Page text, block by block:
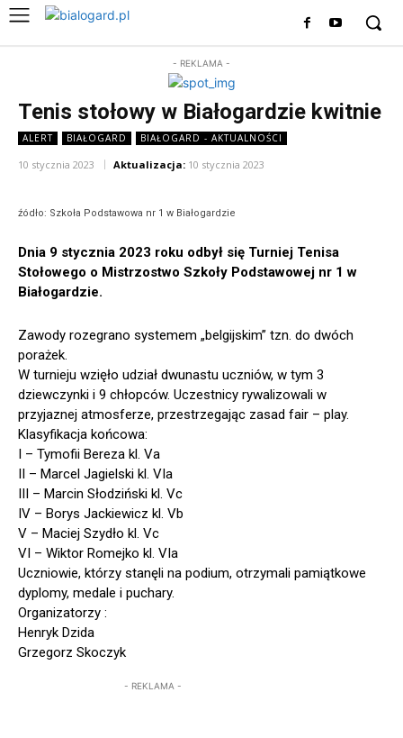
- REKLAMA -
Tenis stołowy w Białogardzie kwitnie
ALERT BIAŁOGARD BIAŁOGARD - AKTUALNOŚCI
10 stycznia 2023 Aktualizacja: 10 stycznia 2023
źódło: Szkoła Podstawowa nr 1 w Białogardzie
Dnia 9 stycznia 2023 roku odbył się Turniej Tenisa
Stołowego o Mistrzostwo Szkoły Podstawowej nr 1 w
Białogardzie.
Zawody rozegrano systemem „belgijskim” tzn. do dwóch
porażek.
W turnieju wzięło udział dwunastu uczniów, w tym 3
dziewczynki i 9 chłopców. Uczestnicy rywalizowali w
przyjaznej atmosferze, przestrzegając zasad fair – play.
Klasyfikacja końcowa:
I – Tymofii Bereza kl. Va
II – Marcel Jagielski kl. VIa
III – Marcin Słodziński kl. Vc
IV – Borys Jackiewicz kl. Vb
V – Maciej Szydło kl. Vc
VI – Wiktor Romejko kl. VIa
Uczniowie, którzy stanęli na podium, otrzymali pamiątkowe
dyplomy, medale i puchary.
Organizatorzy :
Henryk Dzida
Grzegorz Skoczyk
- REKLAMA -